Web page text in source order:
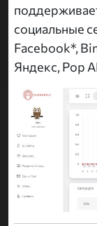
социальные
Facebook*,
Яндекс, Pop